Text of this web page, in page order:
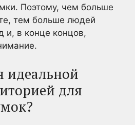
Поэтому, чем больше
тем больше людей
и, в конце концов,
идеальной
для